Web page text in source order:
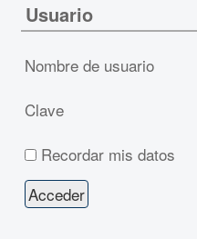
Usuario
Nombre de usuario
Clave
Recordar mis datos